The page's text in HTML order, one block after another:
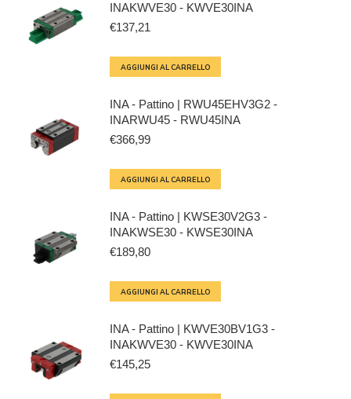
INAKWVE30 - KWVE30INA
€137,21
AGGIUNGI AL CARRELLO
INA - Pattino | RWU45EHV3G2 -
INARWU45 - RWU45INA
€366,99
AGGIUNGI AL CARRELLO
INA - Pattino | KWSE30V2G3 -
INAKWSE30 - KWSE30INA
€189,80
AGGIUNGI AL CARRELLO
INA - Pattino | KWVE30BV1G3 -
INAKWVE30 - KWVE30INA
€145,25